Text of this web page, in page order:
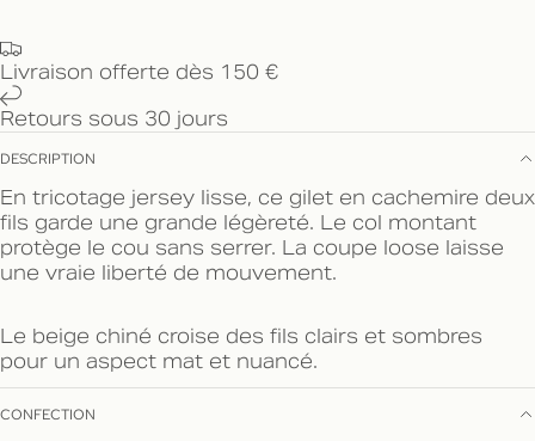
Livraison offerte dès 150 €
Retours sous 30 jours
DESCRIPTION
En tricotage jersey lisse, ce gilet en cachemire deux
fils garde une grande légèreté. Le col montant
protège le cou sans serrer. La coupe loose laisse
une vraie liberté de mouvement.
Le beige chiné croise des fils clairs et sombres
pour un aspect mat et nuancé.
CONFECTION